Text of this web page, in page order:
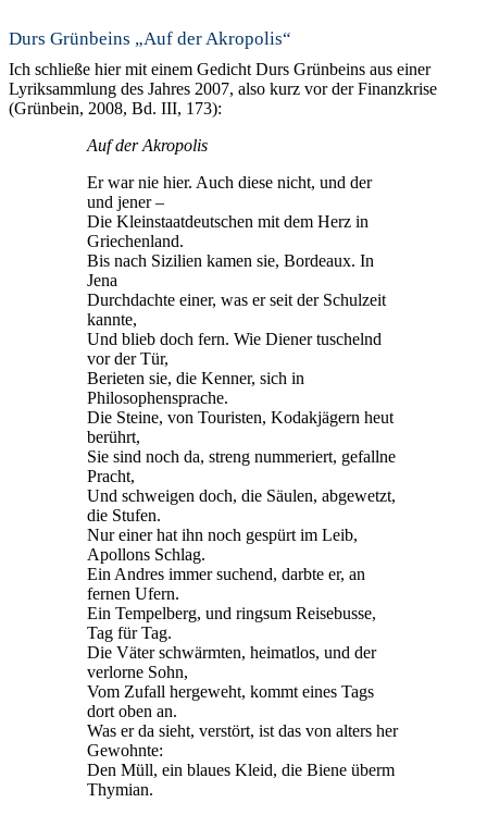
Durs Grünbeins „Auf der Akropolis“
Ich schließe hier mit einem Gedicht Durs Grünbeins aus einer
Lyriksammlung des Jahres 2007, also kurz vor der Finanzkrise
(Grünbein, 2008, Bd. III, 173):
Auf der Akropolis
Er war nie hier. Auch diese nicht, und der
und jener –
Die Kleinstaatdeutschen mit dem Herz in
Griechenland.
Bis nach Sizilien kamen sie, Bordeaux. In
Jena
Durchdachte einer, was er seit der Schulzeit
kannte,
Und blieb doch fern. Wie Diener tuschelnd
vor der Tür,
Berieten sie, die Kenner, sich in
Philosophensprache.
Die Steine, von Touristen, Kodakjägern heut
berührt,
Sie sind noch da, streng nummeriert, gefallne
Pracht,
Und schweigen doch, die Säulen, abgewetzt,
die Stufen.
Nur einer hat ihn noch gespürt im Leib,
Apollons Schlag.
Ein Andres immer suchend, darbte er, an
fernen Ufern.
Ein Tempelberg, und ringsum Reisebusse,
Tag für Tag.
Die Väter schwärmten, heimatlos, und der
verlorne Sohn,
Vom Zufall hergeweht, kommt eines Tags
dort oben an.
Was er da sieht, verstört, ist das von alters her
Gewohnte:
Den Müll, ein blaues Kleid, die Biene überm
Thymian.